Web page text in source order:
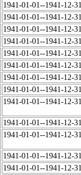
1941-01-01--1941-12-31
1941-01-01--1941-12-31
1941-01-01--1941-12-31
1941-01-01--1941-12-31
1941-01-01--1941-12-31
1941-01-01--1941-12-31
1941-01-01--1941-12-31
1941-01-01--1941-12-31
1941-01-01--1941-12-31
1941-01-01--1941-12-31
1941-01-01--1941-12-31
1941-01-01--1941-12-31
1941-01-01--1941-12-31